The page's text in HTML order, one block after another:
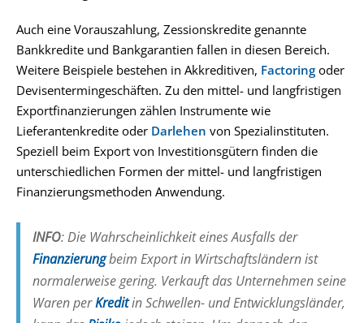
Auch eine Vorauszahlung, Zessionskredite genannte
Bankkredite und Bankgarantien fallen in diesen Bereich.
Weitere Beispiele bestehen in Akkreditiven, Factoring oder
Devisentermingeschäften. Zu den mittel- und langfristigen
Exportfinanzierungen zählen Instrumente wie
Lieferantenkredite oder Darlehen von Spezialinstituten.
Speziell beim Export von Investitionsgütern finden die
unterschiedlichen Formen der mittel- und langfristigen
Finanzierungsmethoden Anwendung.
INFO: Die Wahrscheinlichkeit eines Ausfalls der
Finanzierungbeim Export in Wirtschaftsländern ist
normalerweise gering. Verkauft das Unternehmen seine
Waren perKreditin Schwellen- und Entwicklungsländer,